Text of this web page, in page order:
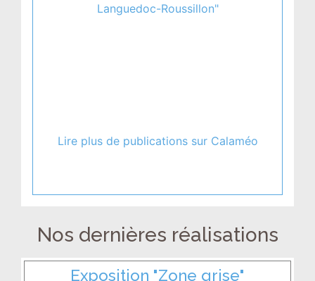
Languedoc-Roussillon"
Lire plus de publications sur Calaméo
Nos dernières réalisations
Exposition "Zone grise"